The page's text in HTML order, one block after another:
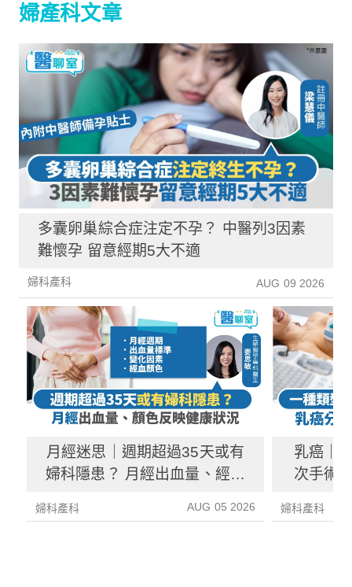
婦產科文章
多囊卵巢綜合症注定不孕？ 中醫列3因素
難懷孕 留意經期5大不適
婦科產科 AUG 09 2026
月經迷思｜週期超過35天或有
婦科隱患？ 月經出血量、經血
婦科產科 AUG 05 2026
乳癌｜
次手術
婦科產科